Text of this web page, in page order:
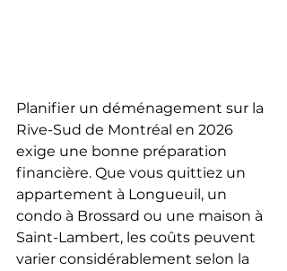
Planifier un déménagement sur la
Rive-Sud de Montréal en 2026
exige une bonne préparation
financière. Que vous quittiez un
appartement à Longueuil, un
condo à Brossard ou une maison à
Saint-Lambert, les coûts peuvent
varier considérablement selon la